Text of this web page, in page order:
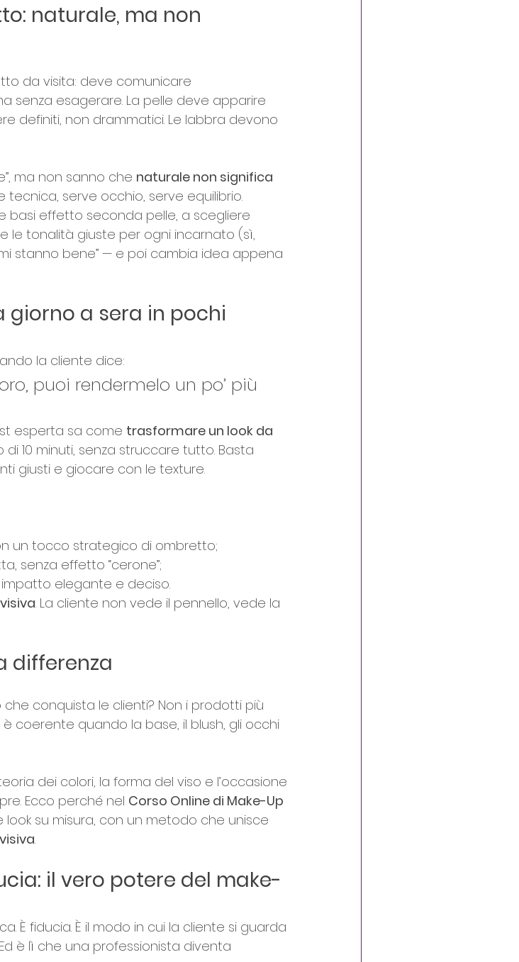
naturale, ma non
da visita: deve comunicare
senza esagerare. La pelle deve apparire
definiti, non drammatici. Le labbra devono
ma non sanno che naturale non significa
tecnica, serve occhio, serve equilibrio.
basi effetto seconda pelle, a scegliere
le tonalità giuste per ogni incarnato (sì,
stanno bene” — e poi cambia idea appena
giorno a sera in pochi
la cliente dice:
puoi rendermelo un po’ più
esperta sa come trasformare un look da
di 10 minuti, senza struccare tutto. Basta
giusti e giocare con le texture.
un tocco strategico di ombretto;
senza effetto “cerone”;
elegante e deciso.
. La cliente non vede il pennello, vede la
differenza
conquista le clienti? Non i prodotti più
è coerente quando la base, il blush, gli occhi
dei colori, la forma del viso e l’occasione
Ecco perché nel Corso Online di Make-Up
su misura, con un metodo che unisce
.
il vero potere del make-
È fiducia. È il modo in cui la cliente si guarda
è lì che una professionista diventa